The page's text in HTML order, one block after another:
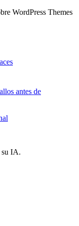
WordPress Themes
antes de
su IA.